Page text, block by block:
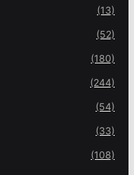
(13)
(52)
(180)
(244)
(54)
(33)
(108)